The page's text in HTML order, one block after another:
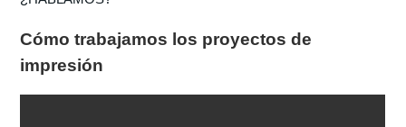
Cómo trabajamos los proyectos de
impresión